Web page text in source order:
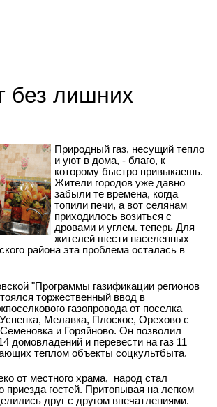
без лишних
Природный газ, несущий тепло
и уют в дома, - благо, к
которому быстро привыкаешь.
Жители городов уже давно
забыли те времена, когда
топили печи, а вот селянам
приходилось возиться с
дровами и углем. теперь Для
жителей шести населенных
района эта проблема осталась в
"Программы газификации регионов
торжественный ввод в
газопровода от поселка
Мелавка, Плоское, Орехово с
и Горяйново. Он позволил
домовладений и перевести на газ 11
теплом объекты соцкультбыта.
от местного храма, народ стал
приезда гостей. Притопывая на легком
друг с другом впечатлениями.